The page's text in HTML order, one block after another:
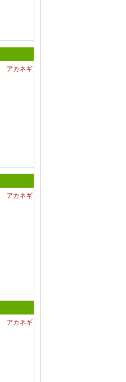
アカネギ
アカネギ
アカネギ